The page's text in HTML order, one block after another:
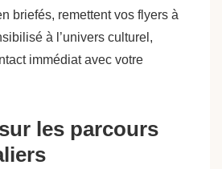
briefés, remettent vos flyers à
à l’univers culturel,
immédiat avec votre
les parcours